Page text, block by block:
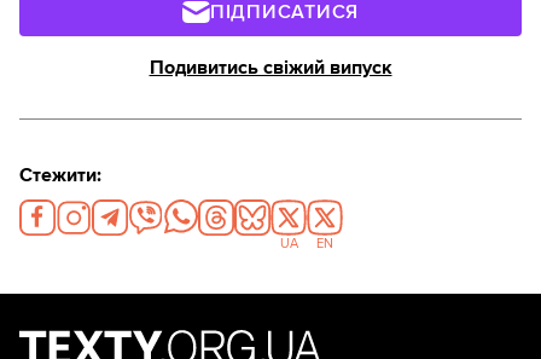
ПІДПИСАТИСЯ
Подивитись свіжий випуск
Стежити:
UA EN